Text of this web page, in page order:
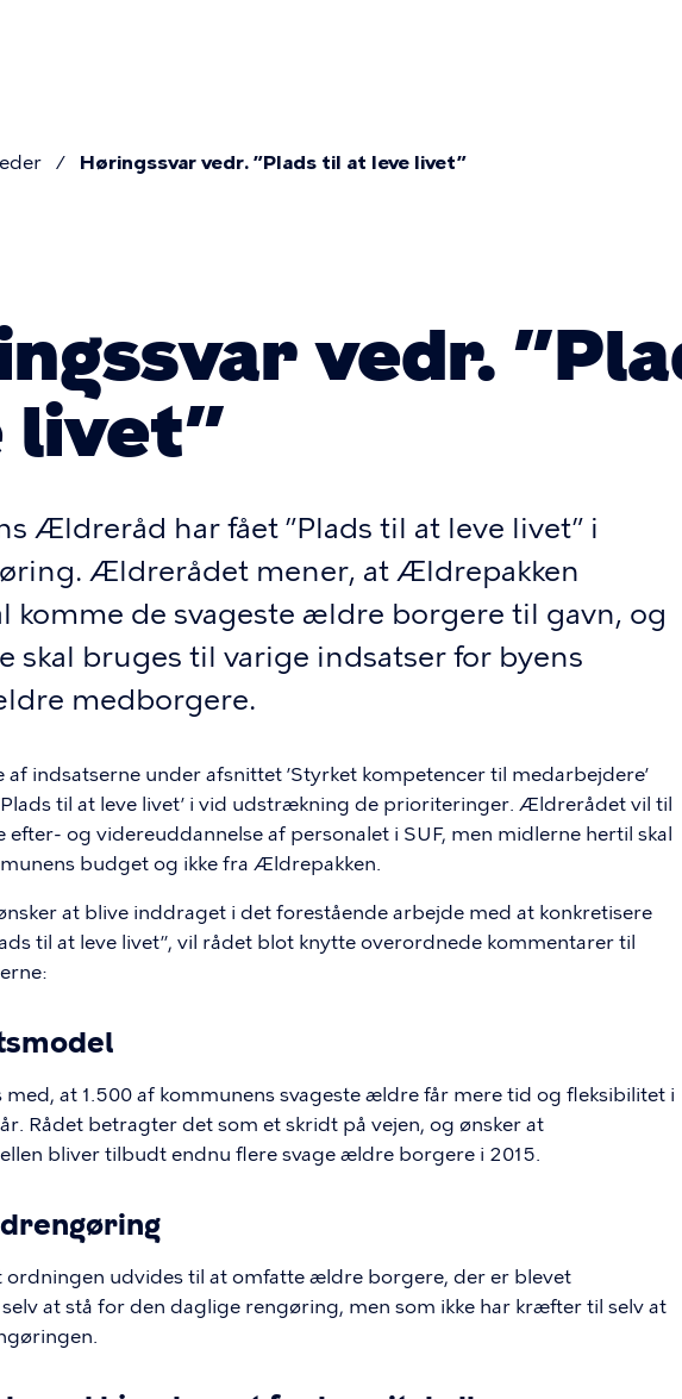
Høringssvar vedr. ”Plads til at leve livet”
vedr.
livet”
Ældreråd har fået ”Plads til at leve livet” i
Ældrerådet mener, at Ældrepakken
komme de svageste ældre borgere til gavn, og
skal bruges til varige indsatser for byens
medborgere.
af indsatserne under afsnittet ’Styrket kompetencer til medarbejdere’
til at leve livet’ i vid udstrækning de prioriteringer. Ældrerådet vil til
efter- og videreuddannelse af personalet i SUF, men midlerne hertil skal
budget og ikke fra Ældrepakken.
at blive inddraget i det forestående arbejde med at konkretisere
til at leve livet”, vil rådet blot knytte overordnede kommentarer til
med, at 1.500 af kommunens svageste ældre får mere tid og fleksibilitet i
Rådet betragter det som et skridt på vejen, og ønsker at
bliver tilbudt endnu flere svage ældre borgere i 2015.
ordningen udvides til at omfatte ældre borgere, der er blevet
at stå for den daglige rengøring, men som ikke har kræfter til selv at